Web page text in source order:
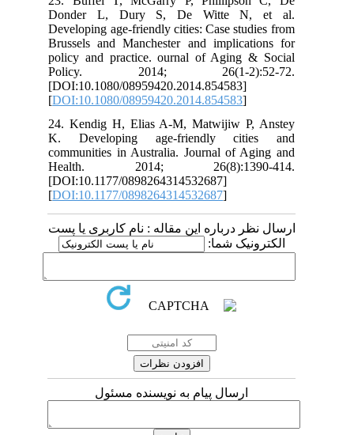
Donder L, Dury S, De Witte N,
Developing age-friendly cities: Case
Brussels and Manchester and
policy and practice. ournal of Aging &
Policy. 2014; 26(1-
[DOI:10.1080/08959420.2014.854583]
[DOI:10.1080/08959420.2014.854583
24. Kendig H, Elias A-M, Matwijiw P,
K. Developing age-friendly
communities in Australia. Journal of
Health. 2014;
[DOI:10.1177/0898264314532687]
[DOI:10.1177/0898264314532687
درباره این مقاله : نام کاربری یا پست
ارسال پیام به نویسنده مسئول